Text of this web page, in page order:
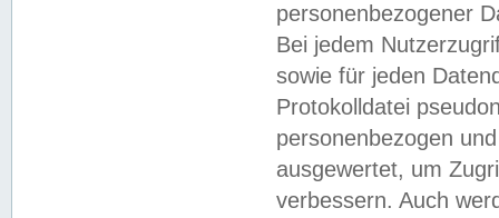
personenbezogener
Bei jedem
sowie für jeden
Protokolldatei
personenbezogen
ausgewertet, um
verbessern. Auch